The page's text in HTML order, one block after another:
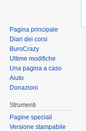
Pagina principale
Diari dei corsi
BuroCrazy
Ultime modifiche
Una pagina a caso
Aiuto
Donazioni
Strumenti
Pagine speciali
Versione stampabile